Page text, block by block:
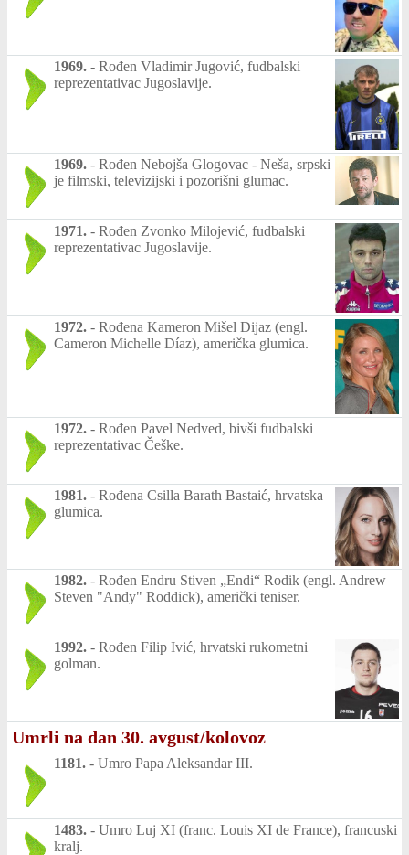
1969. - Rođen Vladimir Jugović, fudbalski
reprezentativac Jugoslavije.
1969. - Rođen Nebojša Glogovac - Neša, srpski
je filmski, televizijski i pozorišni glumac.
1971. - Rođen Zvonko Milojević, fudbalski
reprezentativac Jugoslavije.
1972. - Rođena Kameron Mišel Dijaz (engl.
Cameron Michelle Díaz), američka glumica.
1972. - Rođen Pavel Nedved, bivši fudbalski
reprezentativac Češke.
1981. - Rođena Csilla Barath Bastaić, hrvatska
glumica.
1982. - Rođen Endru Stiven „Endi“ Rodik (engl. Andrew
Steven "Andy" Roddick), američki teniser.
1992. - Rođen Filip Ivić, hrvatski rukometni
golman.
Umrli na dan 30. avgust/kolovoz
1181. - Umro Papa Aleksandar III.
1483. - Umro Luj XI (franc. Louis XI de France), francuski
kralj.